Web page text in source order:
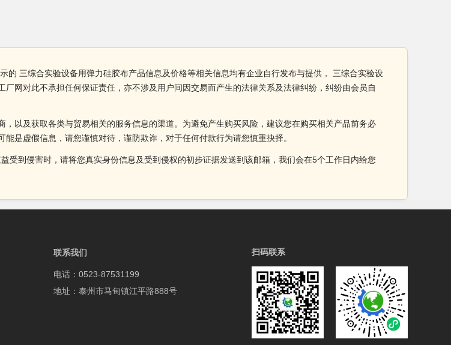
三综合实验设备用弹力硅胶布产品信息及价格等相关信息均有企业自行发布与提供， 三综合实验设
网对此不承担任何保证责任，亦不涉及用户间因交易而产生的法律关系及法律纠纷，纠纷由会员自
以及获取各类与贸易相关的服务信息的渠道。为避免产生购买风险，建议您在购买相关产品前务必
是虚假信息，请您谨慎对待，谨防欺诈，对于任何付款行为请您慎重抉择。
受到侵害时，请将您真实身份信息及受到侵权的初步证据发送到该邮箱，我们会在5个工作日内给您
联系我们
电话：0523-87531199
地址：泰州市马甸镇江平路888号
扫码联系